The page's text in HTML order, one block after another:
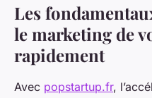
Les
le marketing de
rapidement
Avec popstartup.fr,